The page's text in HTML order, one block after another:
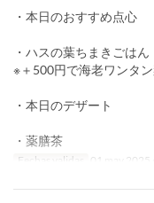
・本日のおすすめ点心
・ハスの葉ちまきごはん
※＋500円で海老ワンタ
・本日のデザート
・薬膳茶
Fechas validas 01 may 2025 ~